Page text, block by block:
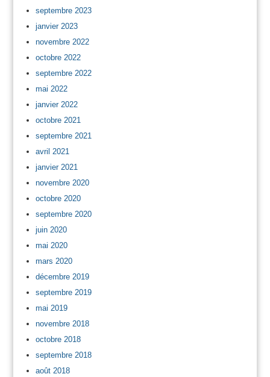
septembre 2023
janvier 2023
novembre 2022
octobre 2022
septembre 2022
mai 2022
janvier 2022
octobre 2021
septembre 2021
avril 2021
janvier 2021
novembre 2020
octobre 2020
septembre 2020
juin 2020
mai 2020
mars 2020
décembre 2019
septembre 2019
mai 2019
novembre 2018
octobre 2018
septembre 2018
août 2018